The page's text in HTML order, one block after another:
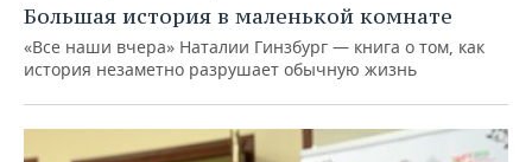
Большая история в маленькой комнате
«Все наши вчера» Наталии Гинзбург — книга о том, как
история незаметно разрушает обычную жизнь